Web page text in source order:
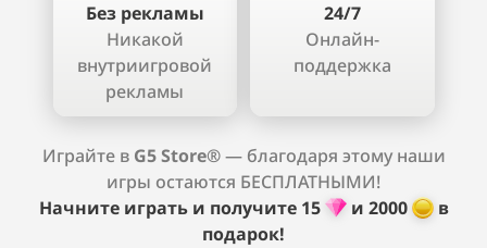
Без рекламы
Никакой
внутриигровой
рекламы
24/7
Онлайн-
поддержка
Играйте в G5 Store®— благодаря этому наши
игры остаются БЕСПЛАТНЫМИ!
Начните играть и получите 15 и 2000
в
подарок!